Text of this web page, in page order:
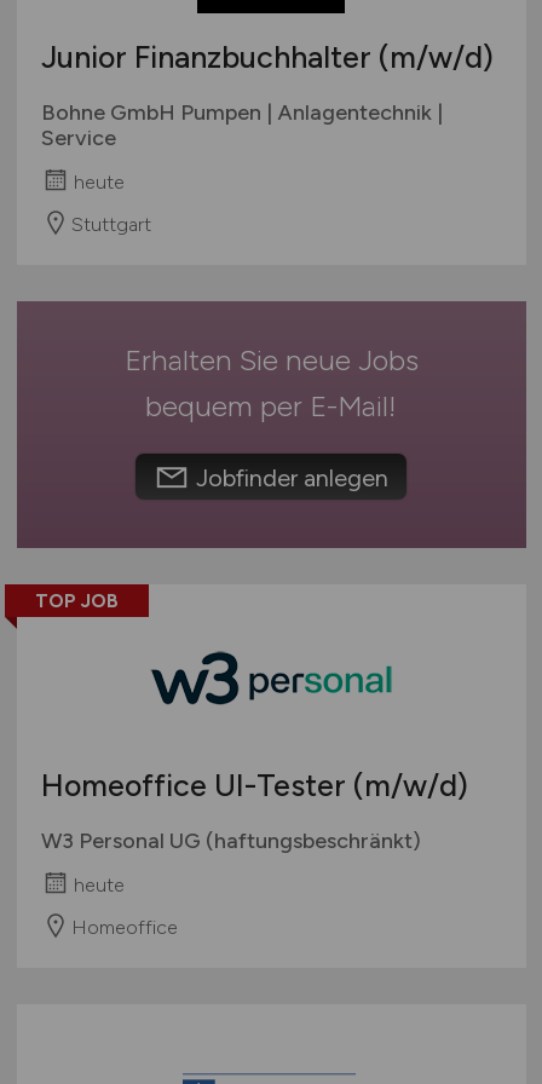
Bachelor-/ Master-/ Diplom-Arbeit
Studentenjobs / Werkstudenten
Praktikum
Mecklenburg-Vorpommern
Nordrhein-Westfalen
Rheinland-Pfalz
Sachsen
Schleswig-Holstein
Deutschlandweit
Österreich
Junior Finanzbuchhalter (m/w/d)
Bohne GmbH Pumpen | Anlagentechnik |
Service
heute
Stuttgart
Erhalten Sie neue Jobs
bequem per E-Mail!
Jobfinder anlegen
TOP JOB
Homeoffice UI-Tester (m/w/d)
W3 Personal UG (haftungsbeschränkt)
heute
Homeoffice